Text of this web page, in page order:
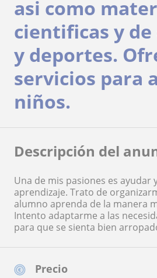
Precio
asi como
cientificas y
y deportes.
servicios para
niños.
Descripción del
Una de mis pasiones es ayudar
aprendizaje. Trato de
alumno aprenda de la manera
Intento adaptarme a las
para que se sienta bien